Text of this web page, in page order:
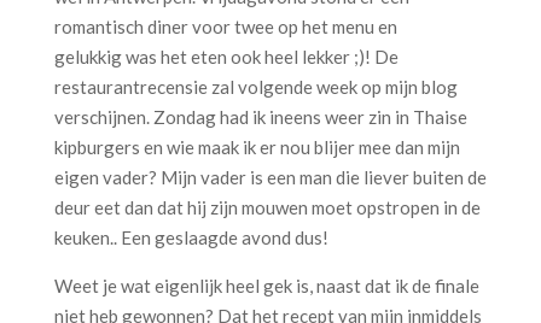
romantisch diner voor twee op het menu en
gelukkig was het eten ook heel lekker ;)! De
restaurantrecensie zal volgende week op mijn blog
verschijnen. Zondag had ik ineens weer zin in Thaise
kipburgers en wie maak ik er nou blijer mee dan mijn
eigen vader? Mijn vader is een man die liever buiten de
deur eet dan dat hij zijn mouwen moet opstropen in de
keuken.. Een geslaagde avond dus!
Weet je wat eigenlijk heel gek is, naast dat ik de finale
niet heb gewonnen? Dat het recept van mijn inmiddels